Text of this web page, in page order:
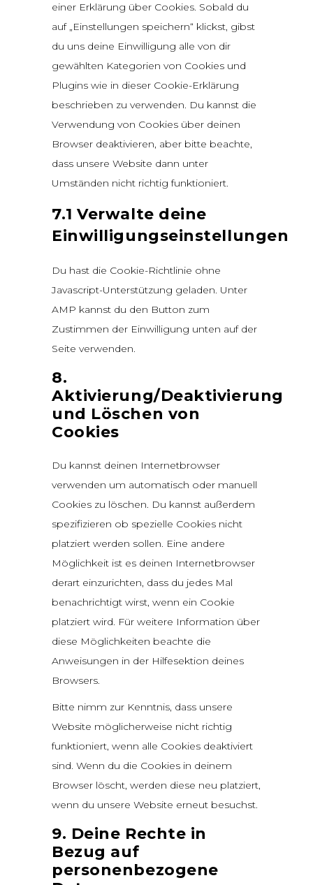
einer Erklärung über Cookies. Sobald du
auf „Einstellungen speichern“ klickst, gibst
du uns deine Einwilligung alle von dir
gewählten Kategorien von Cookies und
Plugins wie in dieser Cookie-Erklärung
beschrieben zu verwenden. Du kannst die
Verwendung von Cookies über deinen
Browser deaktivieren, aber bitte beachte,
dass unsere Website dann unter
Umständen nicht richtig funktioniert.
7.1 Verwalte deine
Einwilligungseinstellungen
Du hast die Cookie-Richtlinie ohne
Javascript-Unterstützung geladen. Unter
AMP kannst du den Button zum
Zustimmen der Einwilligung unten auf der
Seite verwenden.
8.
Aktivierung/Deaktivierung
und Löschen von
Cookies
Du kannst deinen Internetbrowser
verwenden um automatisch oder manuell
Cookies zu löschen. Du kannst außerdem
spezifizieren ob spezielle Cookies nicht
platziert werden sollen. Eine andere
Möglichkeit ist es deinen Internetbrowser
derart einzurichten, dass du jedes Mal
benachrichtigt wirst, wenn ein Cookie
platziert wird. Für weitere Information über
diese Möglichkeiten beachte die
Anweisungen in der Hilfesektion deines
Browsers.
Bitte nimm zur Kenntnis, dass unsere
Website möglicherweise nicht richtig
funktioniert, wenn alle Cookies deaktiviert
sind. Wenn du die Cookies in deinem
Browser löscht, werden diese neu platziert,
wenn du unsere Website erneut besuchst.
9. Deine Rechte in
Bezug auf
personenbezogene